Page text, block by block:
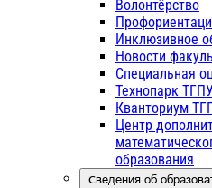
Волонтёрство
Инклюзивное
Новости
Специальная
Технопарк ТГПУ
Кванториум
Центр
образования
Сведения об